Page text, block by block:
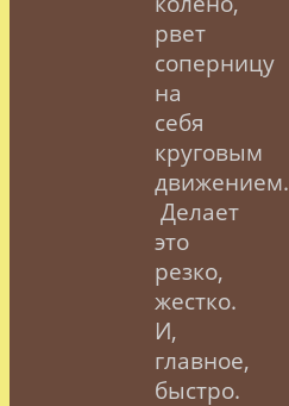
рвет
соперницу
на
себя
круговым
движением.
Делает
это
резко,
жестко.
И,
главное,
быстро.